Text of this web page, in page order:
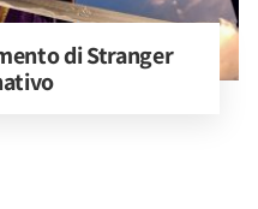
di Stranger